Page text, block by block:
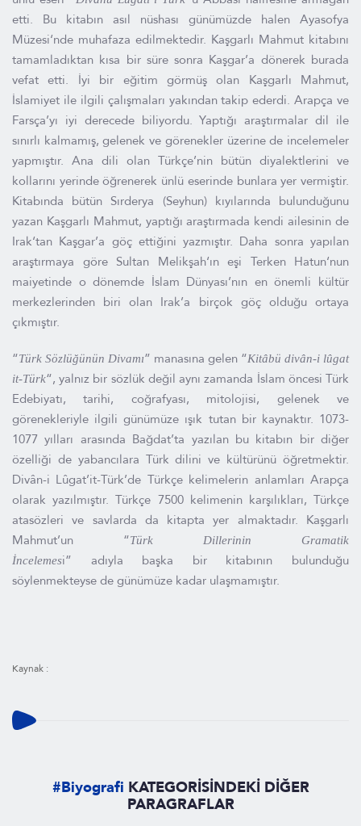
etti. Bu kitabın asıl nüshası günümüzde halen Ayasofya
Müzesi‘nde muhafaza edilmektedir. Kaşgarlı Mahmut kitabını
tamamladıktan kısa bir süre sonra Kaşgar’a dönerek burada
vefat etti. İyi bir eğitim görmüş olan Kaşgarlı Mahmut,
İslamiyet ile ilgili çalışmaları yakından takip ederdi. Arapça ve
Farsça’yı iyi derecede biliyordu. Yaptığı araştırmalar dil ile
sınırlı kalmamış, gelenek ve görenekler üzerine de incelemeler
yapmıştır. Ana dili olan Türkçe’nin bütün diyalektlerini ve
kollarını yerinde öğrenerek ünlü eserinde bunlara yer vermiştir.
Kitabında bütün Sırderya (Seyhun) kıyılarında bulunduğunu
yazan Kaşgarlı Mahmut, yaptığı araştırmada kendi ailesinin de
Irak‘tan Kaşgar’a göç ettiğini yazmıştır. Daha sonra yapılan
araştırmaya göre Sultan Melikşah‘ın eşi Terken Hatun‘nun
maiyetinde o dönemde İslam Dünyası’nın en önemli kültür
merkezlerinden biri olan Irak’a birçok göç olduğu ortaya
çıkmıştır.
“Türk Sözlüğünün Divamı” manasına gelen “Kitâbü divân-i lûgat
it-Türk“, yalnız bir sözlük değil aynı zamanda İslam öncesi Türk
Edebiyatı, tarihi, coğrafyası, mitolojisi, gelenek ve
görenekleriyle ilgili günümüze ışık tutan bir kaynaktır. 1073-
1077 yılları arasında Bağdat’ta yazılan bu kitabın bir diğer
özelliği de yabancılara Türk dilini ve kültürünü öğretmektir.
Divân-i Lûgat’it-Türk’de Türkçe kelimelerin anlamları Arapça
olarak yazılmıştır. Türkçe 7500 kelimenin karşılıkları, Türkçe
atasözleri ve savlarda da kitapta yer almaktadır. Kaşgarlı
Mahmut’un
“Türk Dillerinin Gramatik
İncelemesi” adıyla başka bir kitabının bulunduğu
söylenmekteyse de günümüze kadar ulaşmamıştır.
Kaynak :
#Biyografi KATEGORİSİNDEKİ DİĞER
PARAGRAFLAR